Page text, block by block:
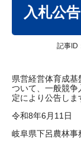
入札公告
記事ID
県営経営体育成
ついて、一般競
定により公告しま
令和8年6月11日
岐阜県下呂農林